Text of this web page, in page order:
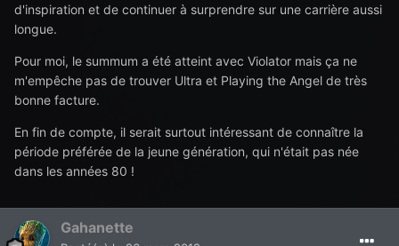
d'inspiration et de continuer à surprendre sur une carrière aussi
longue.
Pour moi, le summum a été atteint avec Violator mais ça ne
m'empêche pas de trouver Ultra et Playing the Angel de très
bonne facture.
En fin de compte, il serait surtout intéressant de connaître la
période préférée de la jeune génération, qui n'était pas née
dans les années 80 !
Gahanette